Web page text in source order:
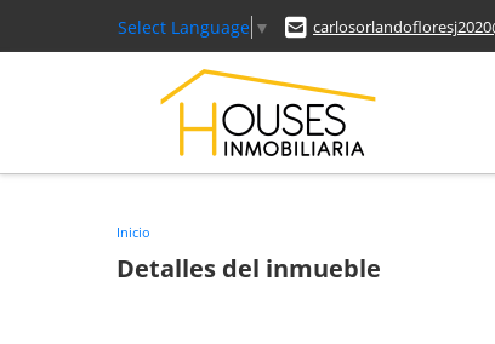
Select Language ▼
Inicio
Detalles del inmueble